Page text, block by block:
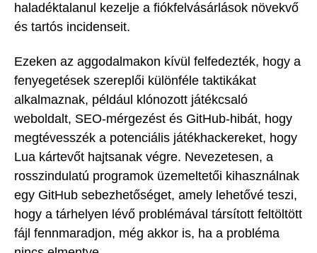
haladéktalanul kezelje a fiókfelvásárlások növekvő
és tartós incidenseit.
Ezeken az aggodalmakon kívül felfedezték, hogy a
fenyegetések szereplői különféle taktikákat
alkalmaznak, például klónozott játékcsaló
weboldalt, SEO-mérgezést és GitHub-hibát, hogy
megtévesszék a potenciális játékhackereket, hogy
Lua kártevőt hajtsanak végre. Nevezetesen, a
rosszindulatú programok üzemeltetői kihasználnak
egy GitHub sebezhetőséget, amely lehetővé teszi,
hogy a tárhelyen lévő problémával társított feltöltött
fájl fennmaradjon, még akkor is, ha a probléma